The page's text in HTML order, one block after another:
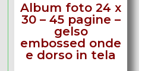
Album foto 24 x
30 – 45 pagine –
gelso
embossed onde
e dorso in tela